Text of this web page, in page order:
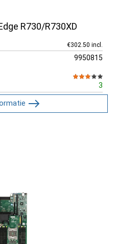
R730/R730XD
€302.50 incl.
9950815
3